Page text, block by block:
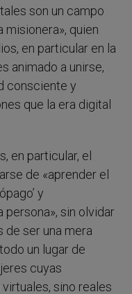
son un campo
misionera», quien
en particular en la
animado a unirse,
consciente y
que la era digital
en particular, el
de «aprender el
y
sin olvidar
de ser una mera
un lugar de
cuyas
sino reales